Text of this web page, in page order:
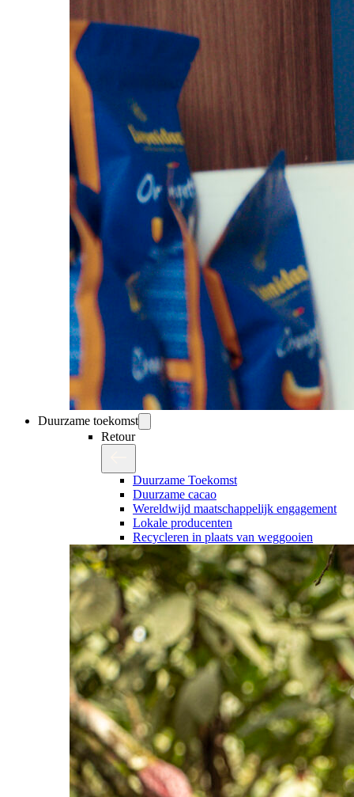
Duurzame toekomst
Retour
Duurzame Toekomst
Duurzame cacao
Wereldwijd maatschappelijk engagement
Lokale producenten
Recycleren in plaats van weggooien